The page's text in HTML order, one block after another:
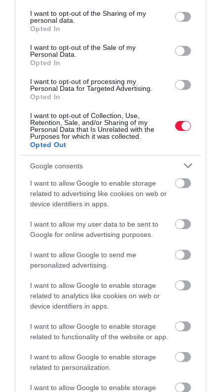
not limited to your visit or usage behaviour. You may click to
grant or deny consent to Google and its third-party tags to
use your data for below specified purposes in below Google
consent section.
I want to opt-out of the Sharing of my
personal data.
Opted In
I want to opt-out of the Sale of my
Personal Data.
Opted In
I want to opt-out of processing my
Personal Data for Targeted Advertising.
Opted In
I want to opt-out of Collection, Use,
Retention, Sale, and/or Sharing of my
Personal Data that Is Unrelated with the
Purposes for which it was collected.
Opted Out
Google consents
I want to allow Google to enable storage
related to advertising like cookies on web or
device identifiers in apps.
I want to allow my user data to be sent to
Google for online advertising purposes.
I want to allow Google to send me
personalized advertising.
I want to allow Google to enable storage
related to analytics like cookies on web or
device identifiers in apps.
I want to allow Google to enable storage
related to functionality of the website or app.
I want to allow Google to enable storage
related to personalization.
I want to allow Google to enable storage
INGATLAN
Érdemes most vásárolni? Kétarcú a Velencei-tó
ingatlanpiaca
Bár a Velencei-tó kritikus, mindössze 60 centiméter körüli
rekordalacsony vízállása komoly aggodalomra ad okot, az
ökológiai válság még nem hozott pánikszerű összeomlást a térség